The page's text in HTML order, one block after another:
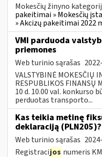
Mokesčių žinyno
pakeitimai » Mokesčių
» Akcizų pakeitimai 2022
VMI parduoda
priemones
Web turinio sąrašas
VALSTYBINĖ MOKESČIŲ
RESPUBLIKOS FINANSŲ
10 d. 10.00 val. konkurso
perduotas transporto...
Kas teikia metinę
deklaraciją (PLN205)?
Web turinio sąrašas
Registracijos numeris